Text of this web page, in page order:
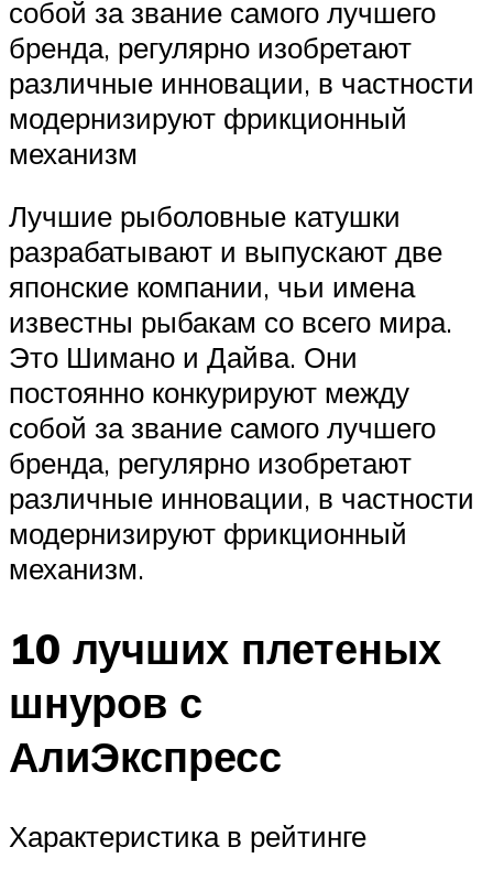
собой за звание самого лучшего
бренда, регулярно изобретают
различные инновации, в частности
модернизируют фрикционный
механизм
Лучшие рыболовные катушки
разрабатывают и выпускают две
японские компании, чьи имена
известны рыбакам со всего мира.
Это Шимано и Дайва. Они
постоянно конкурируют между
собой за звание самого лучшего
бренда, регулярно изобретают
различные инновации, в частности
модернизируют фрикционный
механизм.
10 лучших плетеных
шнуров с
АлиЭкспресс
Характеристика в рейтинге